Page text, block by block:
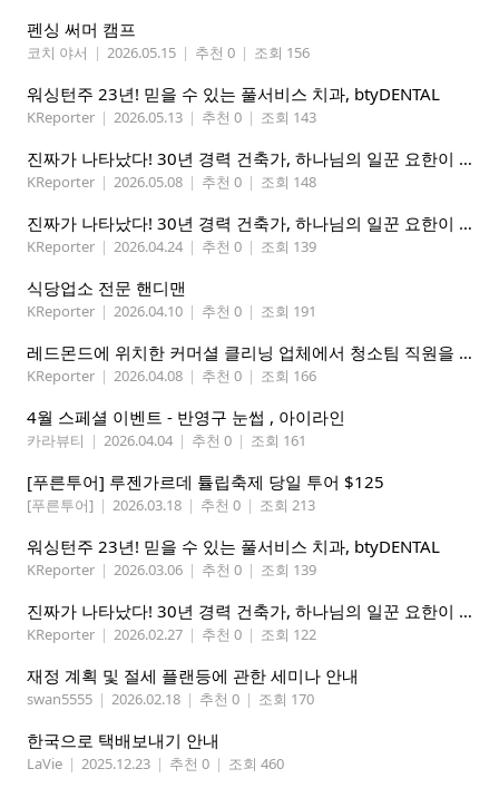
펜싱 써머 캠프
코치 야서 | 2026.05.15 | 추천 0 | 조회 156
워싱턴주 23년! 믿을 수 있는 풀서비스 치과, btyDENTAL
KReporter | 2026.05.13 | 추천 0 | 조회 143
진짜가 나타났다! 30년 경력 건축가, 하나님의 일꾼 요한이 책임 시공합니다.
KReporter | 2026.05.08 | 추천 0 | 조회 148
진짜가 나타났다! 30년 경력 건축가, 하나님의 일꾼 요한이 책임 시공합니다.
KReporter | 2026.04.24 | 추천 0 | 조회 139
식당업소 전문 핸디맨
KReporter | 2026.04.10 | 추천 0 | 조회 191
레드몬드에 위치한 커머셜 클리닝 업체에서 청소팀 직원을 모집합니다.
KReporter | 2026.04.08 | 추천 0 | 조회 166
4월 스페셜 이벤트 - 반영구 눈썹 , 아이라인
카라뷰티 | 2026.04.04 | 추천 0 | 조회 161
[푸른투어] 루젠가르데 튤립축제 당일 투어 $125
[푸른투어] | 2026.03.18 | 추천 0 | 조회 213
워싱턴주 23년! 믿을 수 있는 풀서비스 치과, btyDENTAL
KReporter | 2026.03.06 | 추천 0 | 조회 139
진짜가 나타났다! 30년 경력 건축가, 하나님의 일꾼 요한이 책임 시공합니다.
KReporter | 2026.02.27 | 추천 0 | 조회 122
재정 계획 및 절세 플랜등에 관한 세미나 안내
swan5555 | 2026.02.18 | 추천 0 | 조회 170
한국으로 택배보내기 안내
LaVie | 2025.12.23 | 추천 0 | 조회 460